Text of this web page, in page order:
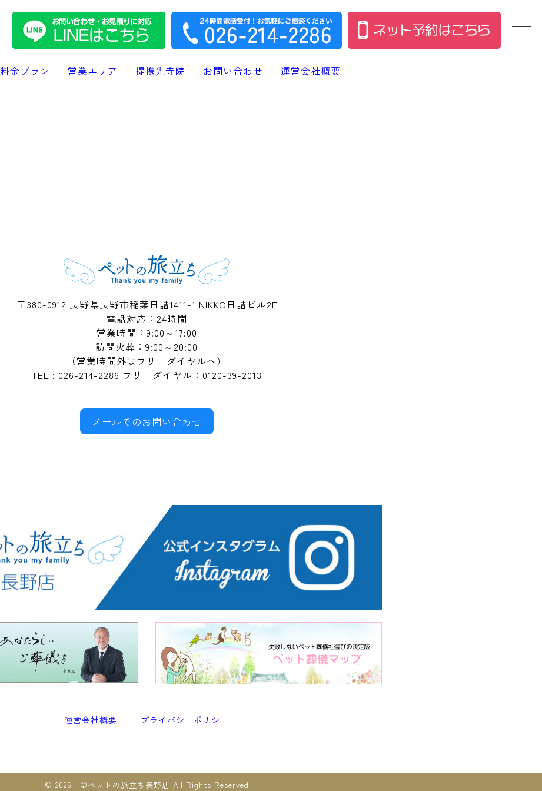
料金プラン 営業エリア 提携先寺院 お問い合わせ 運営会社概要
〒380-0912 長野県長野市稲葉日詰1411-1 NIKKO日詰ビル2F
電話対応：24時間
営業時間：9:00～17:00
訪問火葬：9:00～20:00
（営業時間外はフリーダイヤルへ）
TEL : 026-214-2286 フリーダイヤル：0120-39-2013
メールでのお問い合わせ
運営会社概要 プライバシーポリシー
© 2026 ©︎ペットの旅立ち長野店 All Rights Reserved